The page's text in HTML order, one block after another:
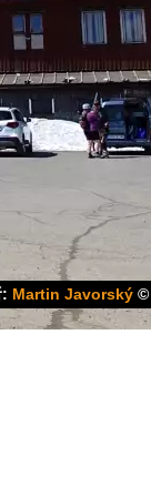
Martin Javorský ©